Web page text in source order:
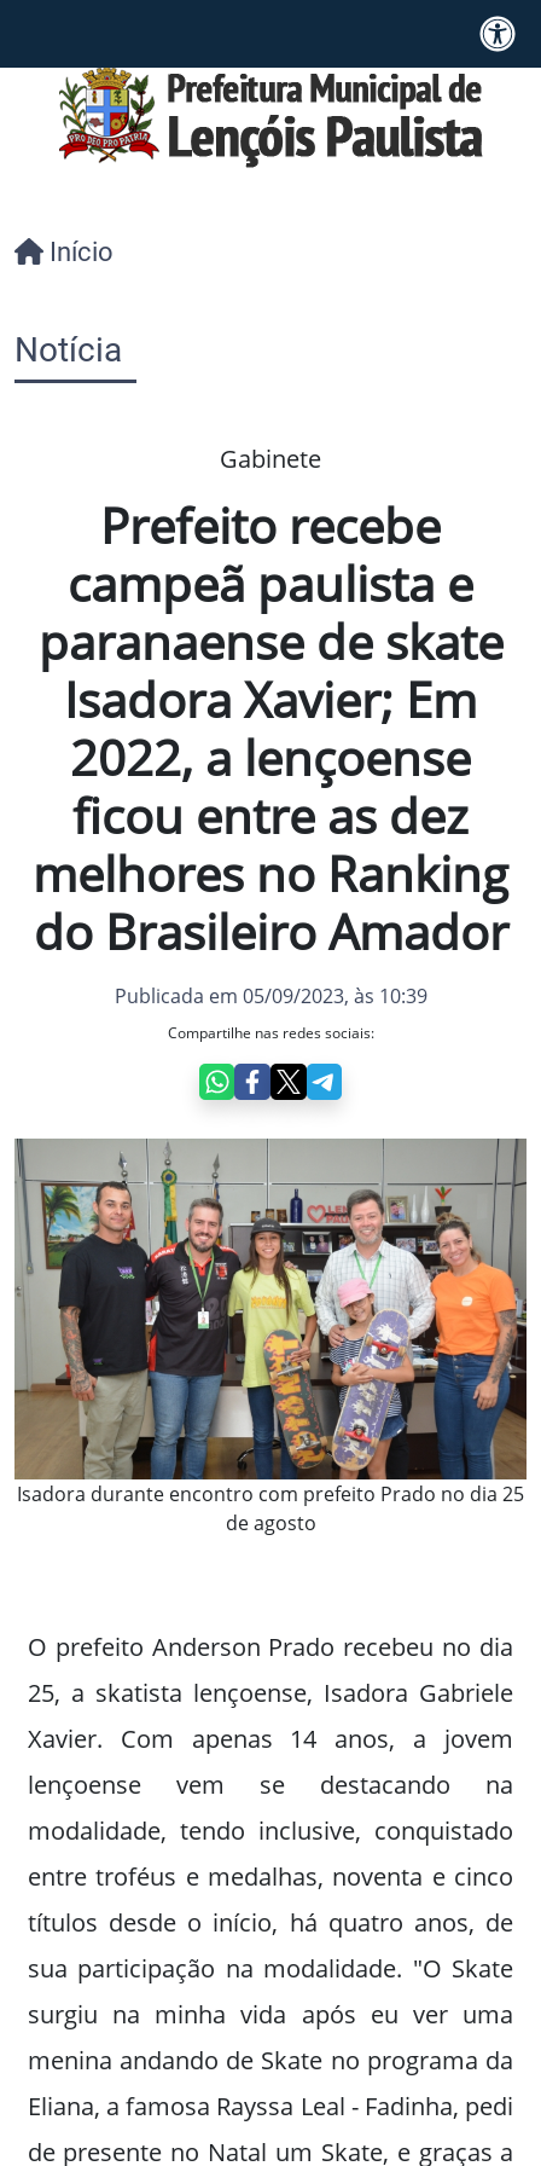
Início
Notícia
Gabinete
Prefeito recebe
campeã paulista e
paranaense de skate
Isadora Xavier; Em
2022, a lençoense
ficou entre as dez
melhores no Ranking
do Brasileiro Amador
Publicada em 05/09/2023, às 10:39
Compartilhe nas redes sociais:
Isadora durante encontro com prefeito Prado no dia 25
de agosto
O prefeito Anderson Prado recebeu no dia
25, a skatista lençoense, Isadora Gabriele
Xavier. Com apenas 14 anos, a jovem
lençoense vem se destacando na
modalidade, tendo inclusive, conquistado
entre troféus e medalhas, noventa e cinco
títulos desde o início, há quatro anos, de
sua participação na modalidade. "O Skate
surgiu na minha vida após eu ver uma
menina andando de Skate no programa da
Eliana, a famosa Rayssa Leal - Fadinha, pedi
de presente no Natal um Skate, e graças a